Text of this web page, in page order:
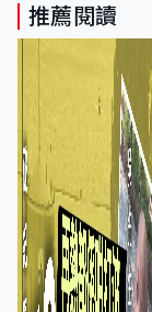
推薦閱讀